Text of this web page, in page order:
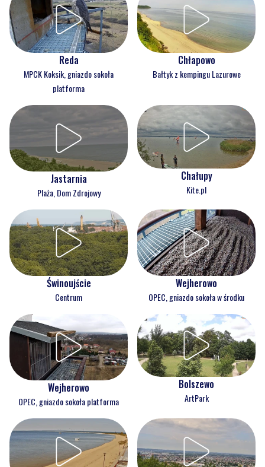
Reda
MPCK Koksik, gniazdo sokoła
platforma
Chłapowo
Bałtyk z kempingu Lazurowe
Jastarnia
Plaża, Dom Zdrojowy
Chałupy
Kite.pl
Świnoujście
Centrum
Wejherowo
OPEC, gniazdo sokoła w środku
Wejherowo
OPEC, gniazdo sokoła platforma
Bolszewo
ArtPark